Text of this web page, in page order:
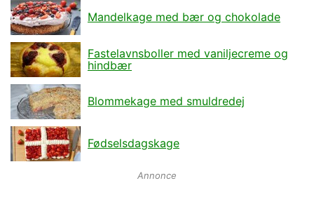
Mandelkage med bær og chokolade
Fastelavnsboller med vaniljecreme og
hindbær
Blommekage med smuldredej
Fødselsdagskage
Annonce